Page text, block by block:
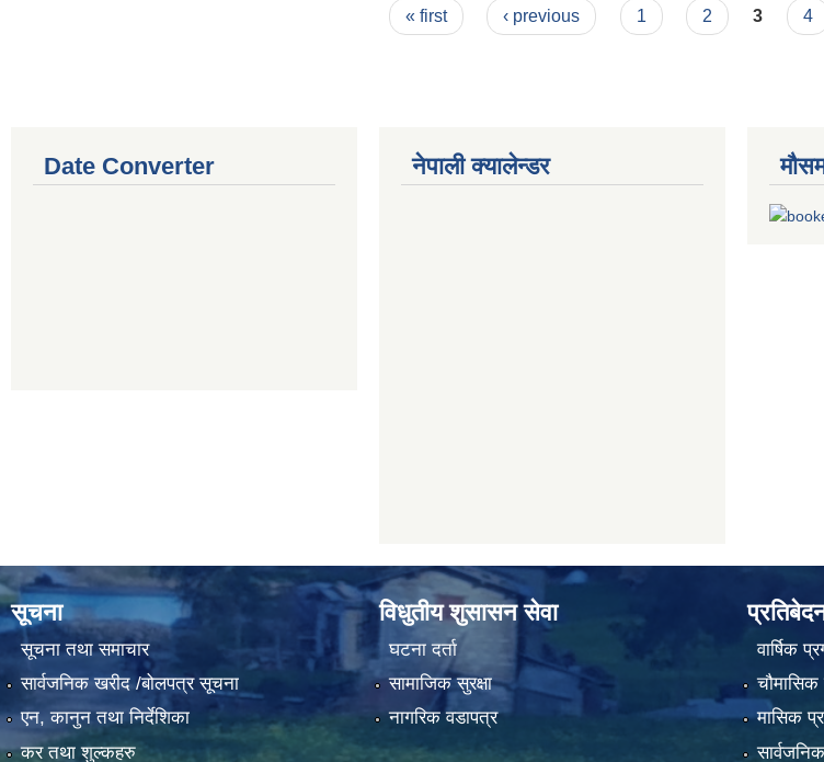
« first ‹ previous 1 2 3 4
Date Converter नेपाली क्यालेन्डर
सूचना
सूचना तथा समाचार
सार्वजनिक खरीद /बोलपत्र सूचना
एन, कानुन तथा निर्देशिका
कर तथा शुल्कहरु
विधुतीय शुसासन सेवा
घटना दर्ता
सामाजिक सुरक्षा
नागरिक वडापत्र
वार्षिक
चौमासिक
मासिक